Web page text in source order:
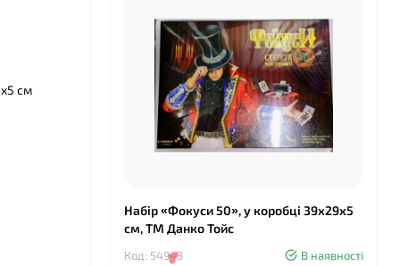
см
Набір «Фокуси 50», у коробці 39х29х5
см, ТМ Данко Тойс
Код: 54943 В наявності